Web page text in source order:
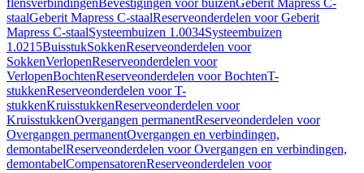
flensverbindingenBevestigingen voor buizenGeberit Mapress C-
staalGeberit Mapress C-staalReserveonderdelen voor Geberit
Mapress C-staalSysteembuizen 1.0034Systeembuizen
1.0215BuisstukSokkenReserveonderdelen voor
SokkenVerlopenReserveonderdelen voor
VerlopenBochtenReserveonderdelen voor BochtenT-
stukkenReserveonderdelen voor T-
stukkenKruisstukkenReserveonderdelen voor
KruisstukkenOvergangen permanentReserveonderdelen voor
Overgangen permanentOvergangen en verbindingen,
demontabelReserveonderdelen voor Overgangen en verbindingen,
demontabelCompensatorenReserveonderdelen voor